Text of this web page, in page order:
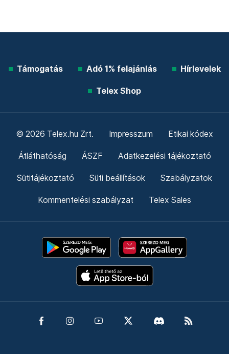
Támogatás Adó 1% felajánlás Hírlevelek
Telex Shop
© 2026 Telex.hu Zrt. Impresszum Etikai kódex
Átláthatóság ÁSZF Adatkezelési tájékoztató
Sütitájékoztató Süti beállítások Szabályzatok
Kommentelési szabályzat Telex Sales